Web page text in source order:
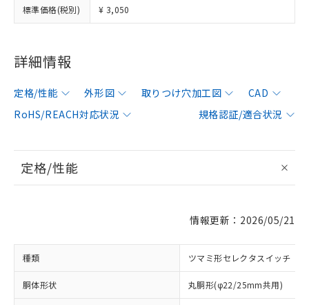
標準価格(税別) ¥ 3,050
詳細情報
定格/性能 外形図 取りつけ穴加工図
CAD
RoHS/REACH対応状況
規格認証/適合状況
定格/性能
情報更新：2026/05/21
種類 ツマミ形セレクタスイッチ
胴体形状 丸胴形(φ22/25mm共用)